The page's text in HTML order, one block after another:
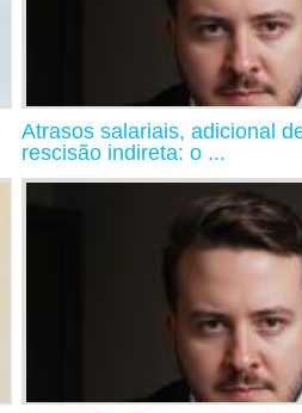
Atrasos salariais, adicional
rescisão indireta: o ...